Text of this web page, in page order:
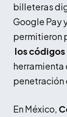
billeteras
Google Pay
permitieron
los códigos
herramienta
penetración
En México,